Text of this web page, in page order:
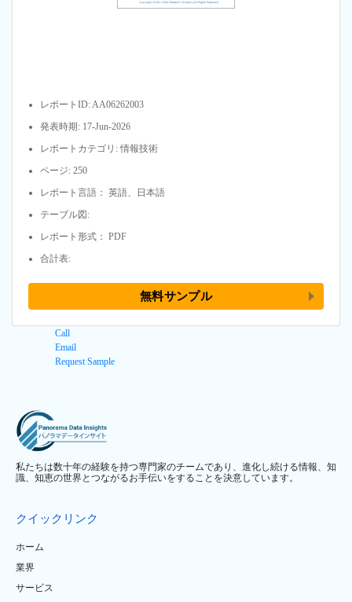
レポートID: AA06262003
発表時期: 17-Jun-2026
レポートカテゴリ: 情報技術
ページ: 250
レポート言語： 英語、日本語
テーブル図:
レポート形式： PDF
合計表:
無料サンプル
Call
Email
Request Sample
私たちは数十年の経験を持つ専門家のチームであり、進化し続ける情報、知
識、知恵の世界とつながるお手伝いをすることを決意しています。
クイックリンク
ホーム
業界
サービス